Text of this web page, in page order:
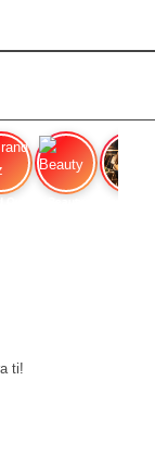
ti!